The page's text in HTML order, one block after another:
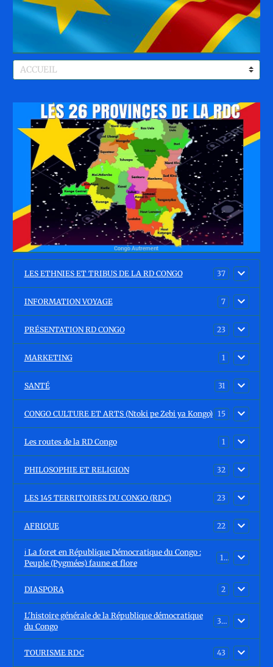
LES ETHNIES ET TRIBUS DE LA RD CONGO 37
INFORMATION VOYAGE 7
PRÉSENTATION RD CONGO 23
MARKETING 1
SANTÉ 31
CONGO CULTURE ET ARTS (Ntoki pe Zebi ya Kongo) 15
Les routes de la RD Congo 1
PHILOSOPHIE ET RELIGION 32
LES 145 TERRITOIRES DU CONGO (RDC) 23
AFRIQUE 22
ℹ️ La foret en République Démocratique du Congo :
Peuple (Pygmées) faune et flore
15
DIASPORA 2
L'histoire générale de la République démocratique
du Congo
30
TOURISME RDC 43